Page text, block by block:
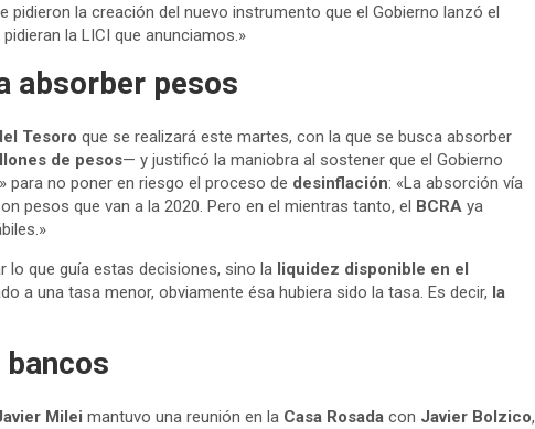
la creación del nuevo instrumento que el Gobierno lanzó el
la LICI que anunciamos.»
absorber pesos
Tesoro que se realizará este martes, con la que se busca absorber
de pesos— y justificó la maniobra al sostener que el Gobierno
para no poner en riesgo el proceso de desinflación: «La absorción vía
pesos que van a la 2020. Pero en el mientras tanto, el BCRA ya
lo que guía estas decisiones, sino la liquidez disponible en el
a una tasa menor, obviamente ésa hubiera sido la tasa. Es decir, la
Milei mantuvo una reunión en la Casa Rosada con Javier Bolzico,